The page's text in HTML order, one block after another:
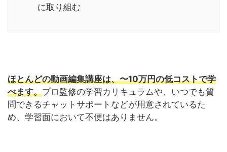
に取り組む
ほとんどの動画編集講座は、〜10万円の低コストで学
べます。プロ監修の学習カリキュラムや、いつでも質
問できるチャットサポートなどが用意されているた
め、学習面において不便はありません。